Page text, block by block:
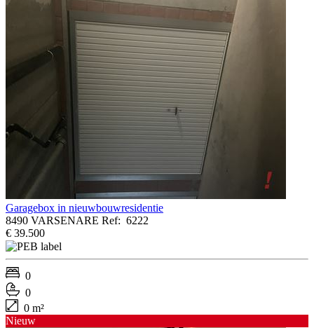
Garagebox in nieuwbouwresidentie
8490 VARSENARE Ref: 6222
€ 39.500
0
0
0 m²
Nieuw